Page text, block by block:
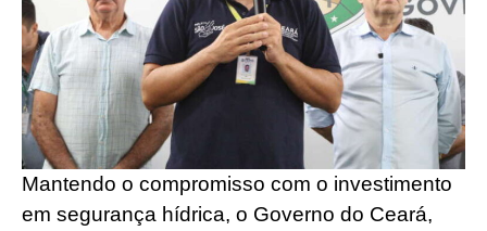
Mantendo o compromisso com o investimento
em segurança hídrica, o Governo do Ceará,